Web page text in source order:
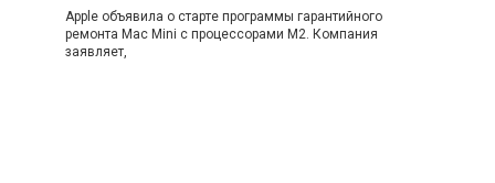
Apple объявила о старте программы гарантийного
ремонта Mac Mini с процессорами M2. Компания
заявляет,